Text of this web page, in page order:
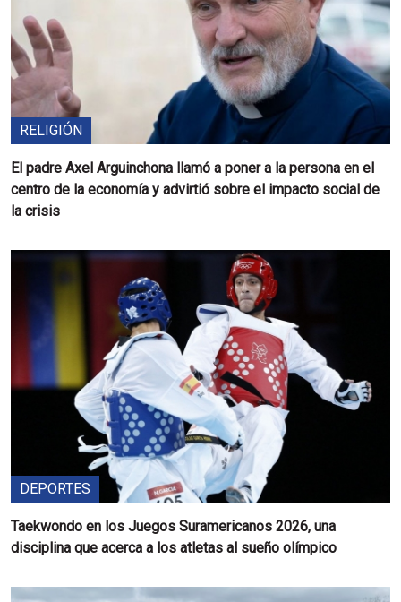
RELIGIÓN
El padre Axel Arguinchona llamó a poner a la persona en el
centro de la economía y advirtió sobre el impacto social de
la crisis
DEPORTES
Taekwondo en los Juegos Suramericanos 2026, una
disciplina que acerca a los atletas al sueño olímpico